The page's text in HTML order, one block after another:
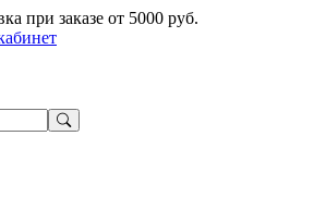
при заказе от 5000 руб.